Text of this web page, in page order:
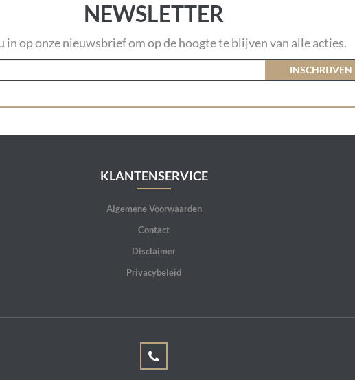
NEWSLETTER
in op onze nieuwsbrief om op de hoogte te blijven van alle acties.
INSCHRIJVEN
KLANTENSERVICE
Algemene Voorwaarden
Contact
Disclaimer
Privacybeleid